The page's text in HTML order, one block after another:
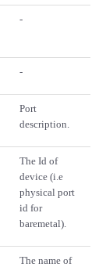
-
-
Port
description.
The Id of
device (i.e
physical port
id for
baremetal).
The name of